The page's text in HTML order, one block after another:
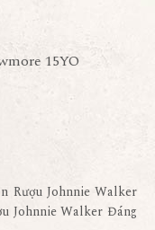
15YO
Rượu Johnnie Walker
Johnnie Walker Đáng